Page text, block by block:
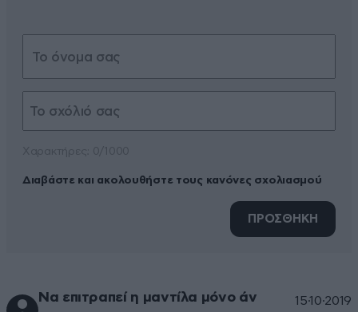
Διαβάστε και ακολουθήστε τους κανόνες σχολιασμού
ΠΡΟΣΘΗΚΗ
Να επιτραπεί η μαντίλα μόνο άν
15·10·2019